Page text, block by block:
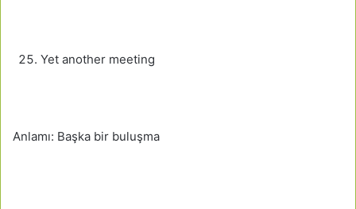
Yet another meeting
Anlamı: Başka bir buluşma